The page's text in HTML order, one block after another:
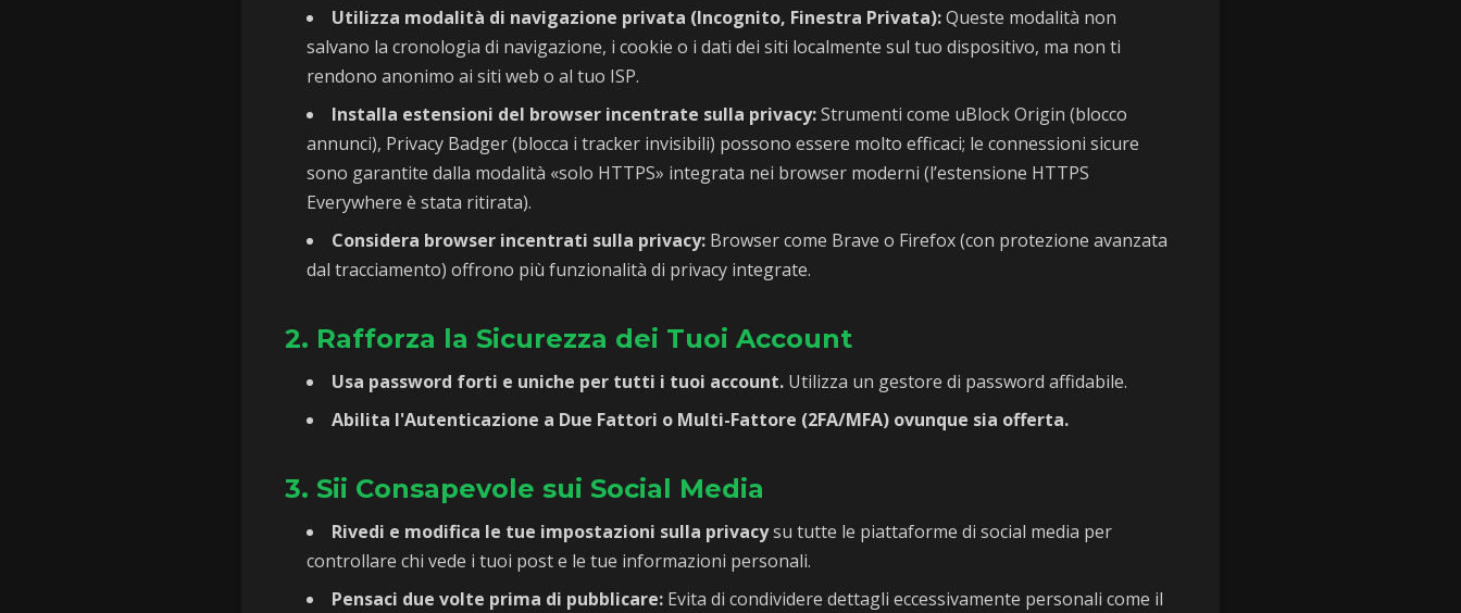
Utilizza modalità di navigazione privata (Incognito, Finestra Privata):Queste modalità non
salvano la cronologia di navigazione, i cookie o i dati dei siti localmente sul tuo dispositivo, ma non ti
rendono anonimo ai siti web o al tuo ISP.
Installa estensioni del browser incentrate sulla privacy:Strumenti come uBlock Origin (blocco
annunci), Privacy Badger (blocca i tracker invisibili) possono essere molto efficaci; le connessioni sicure
sono garantite dalla modalità «solo HTTPS» integrata nei browser moderni (l’estensione HTTPS
Everywhere è stata ritirata).
Considera browser incentrati sulla privacy: Browser come Brave o Firefox (con protezione avanzata
dal tracciamento) offrono più funzionalità di privacy integrate.
2. Rafforza la Sicurezza dei Tuoi Account
Usa password forti e uniche per tutti i tuoi account. Utilizza un gestore di password affidabile.
Abilita l'Autenticazione a Due Fattori o Multi-Fattore (2FA/MFA) ovunque sia offerta.
3. Sii Consapevole sui Social Media
Rivedi e modifica le tue impostazioni sulla privacysu tutte le piattaforme di social media per
controllare chi vede i tuoi post e le tue informazioni personali.
Pensaci due volte prima di pubblicare: Evita di condividere dettagli eccessivamente personali come il